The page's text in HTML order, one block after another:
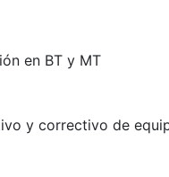
en BT y MT
y correctivo de